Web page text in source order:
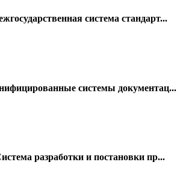
система стандарт...
системы документац...
разработки и постановки пр...